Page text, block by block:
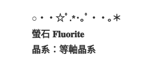
○・・☆ﾟ⁠.⁠*⁠･⁠｡ﾟ・・｡＊
螢石 𝐅𝐥𝐮𝐨𝐫𝐢𝐭𝐞
晶系：等軸晶系